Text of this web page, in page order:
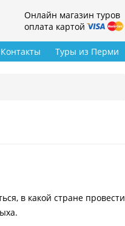
Онлайн магазин туров
оплата картой
Туры из Перми
Контакты
в какой стране провести